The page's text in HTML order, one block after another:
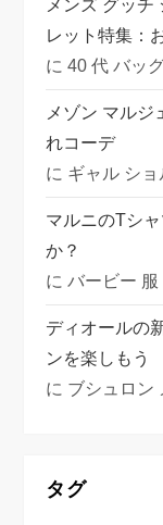
メンズ グッチ
レット特集：
に40 代 バッ
メゾン マルジ
れコーデ
に ギャル シ
マルニのTシ
か？
にバービー 服
ディオールの
ンを楽しもう
に ブシュロン
タグ